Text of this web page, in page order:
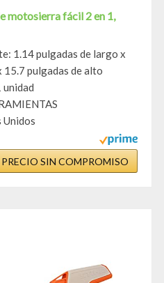
motosierra fácil 2 en 1,
1.14 pulgadas de largo x
15.7 pulgadas de alto
unidad
Unidos
PRECIO SIN COMPROMISO